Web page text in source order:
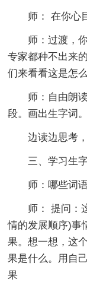
师： 在你心
师：过渡，
专家都种不出来
们来看看这是怎
师：自由朗
段。画出生字词。
边读边思考
三、学习生
师：哪些词语
师： 提问：
情的发展顺序)事
果。想一想，这
果是什么。用自
果